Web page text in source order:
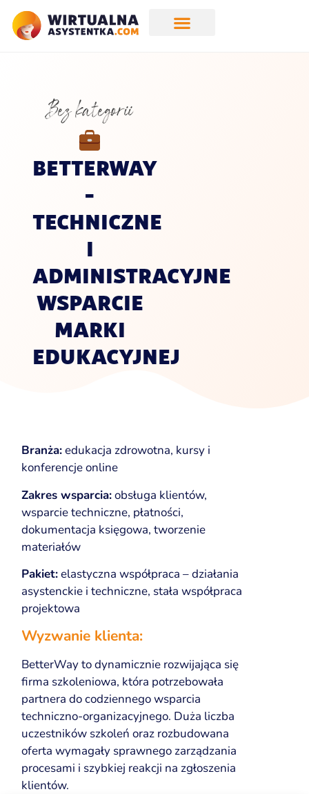
Bez kategorii
BETTERWAY
–
TECHNICZNE
I
ADMINISTRACYJNE
WSPARCIE
MARKI
EDUKACYJNEJ
Branża:edukacja zdrowotna, kursy i
konferencje online
Zakres wsparcia:obsługa klientów,
wsparcie techniczne, płatności,
dokumentacja księgowa, tworzenie
materiałów
Pakiet:elastyczna współpraca – działania
asystenckie i techniczne, stała współpraca
projektowa
Wyzwanie klienta:
BetterWay to dynamicznie rozwijająca się
firma szkoleniowa, która potrzebowała
partnera do codziennego wsparcia
techniczno-organizacyjnego. Duża liczba
uczestników szkoleń oraz rozbudowana
oferta wymagały sprawnego zarządzania
procesami i szybkiej reakcji na zgłoszenia
klientów.